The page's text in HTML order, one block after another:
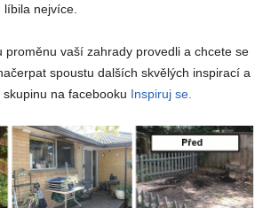
nejvíce.
proměnu vaší zahrady provedli a chcete se
spoustu dalších skvělých inspirací a
na facebooku Inspiruj se.